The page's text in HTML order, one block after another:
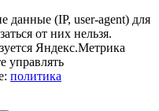
данные (IP, user-agent) для
от них нельзя.
Яндекс.Метрика
управлять
политика